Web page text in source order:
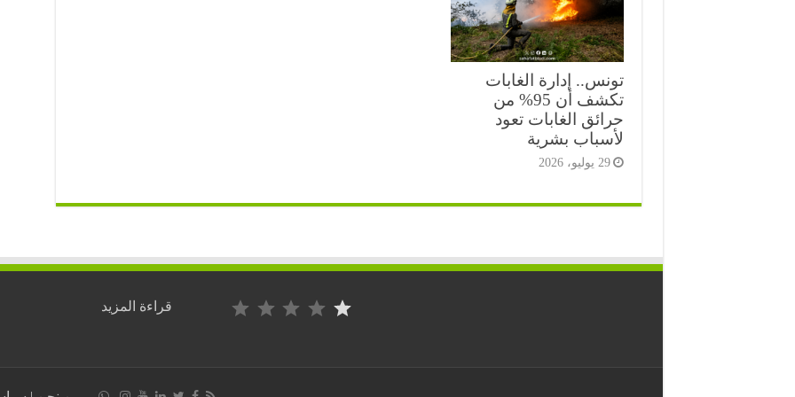
تونس.. إدارة الغابات
تكشف أن 95% من
حرائق الغابات تعود
لأسباب بشرية
29 يوليو، 2026
قراءة المزيد
متزايد..